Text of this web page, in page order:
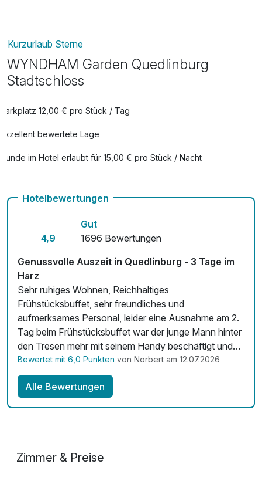
Kurzurlaub Sterne
WYNDHAM Garden Quedlinburg
Stadtschloss
Parkplatz 12,00 € pro Stück / Tag
Exzellent bewertete Lage
Hunde im Hotel erlaubt für 15,00 € pro Stück / Nacht
Zimmerservice verfügbar
Hotelbewertungen
4,9
Gut
1696 Bewertungen
Genussvolle Auszeit in Quedlinburg - 3 Tage im
Harz
Sehr ruhiges Wohnen, Reichhaltiges
Frühstücksbuffet, sehr freundliches und
aufmerksames Personal, leider eine Ausnahme am 2.
Tag beim Frühstücksbuffet war der junge Mann hinter
den Tresen mehr mit seinem Handy beschäftigt und
konnte auch unser "Guten Morgen" nicht erwidern,
wegen der in den Ohren befindlichen Pods. Obwohl
mehrere Tische nicht mehr besetzt waren, waren
alles super toll !!!
Bewertet mit 6,0 Punkten von Norbert am 12.07.2026
Alle Bewertungen
Zimmer & Preise